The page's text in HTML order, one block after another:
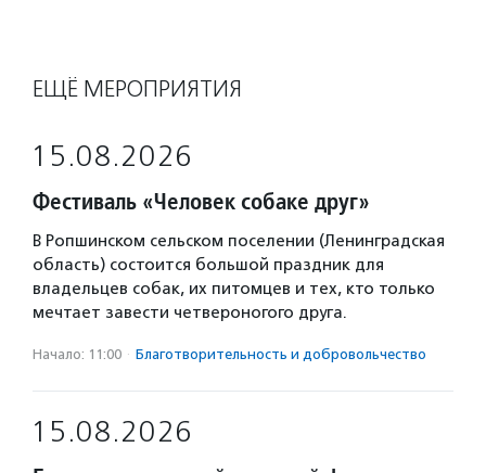
ЕЩЁ МЕРОПРИЯТИЯ
15.08.2026
Фестиваль «Человек собаке друг»
В Ропшинском сельском поселении (Ленинградская
область) состоится большой праздник для
владельцев собак, их питомцев и тех, кто только
мечтает завести четвероногого друга.
Начало: 11:00 · Благотвори­тель­ность и доброволь­чест­во
15.08.2026